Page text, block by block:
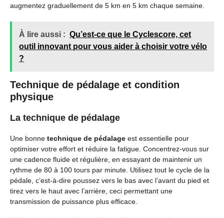
augmentez graduellement de 5 km en 5 km chaque semaine.
À lire aussi : Qu’est-ce que le Cyclescore, cet
outil innovant pour vous aider à choisir votre vélo
?
Technique de pédalage et condition
physique
La technique de pédalage
Une bonne technique de pédalage est essentielle pour
optimiser votre effort et réduire la fatigue. Concentrez-vous sur
une cadence fluide et régulière, en essayant de maintenir un
rythme de 80 à 100 tours par minute. Utilisez tout le cycle de la
pédale, c’est-à-dire poussez vers le bas avec l’avant du pied et
tirez vers le haut avec l’arrière, ceci permettant une
transmission de puissance plus efficace.